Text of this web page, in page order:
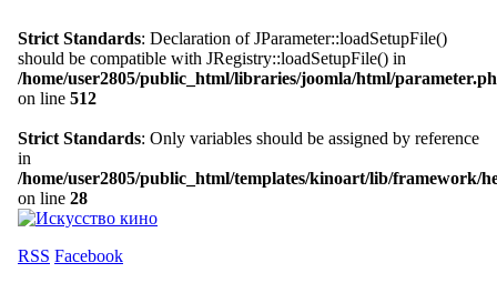
Strict Standards: Declaration of JParameter::loadSetupFile()
should be compatible with JRegistry::loadSetupFile() in
/home/user2805/public_html/libraries/joomla/html/
on line 512
Strict Standards: Only variables should be assigned by reference
in
/home/user2805/public_html/templates/kinoart/lib/framework/
on line 28
RSS Facebook